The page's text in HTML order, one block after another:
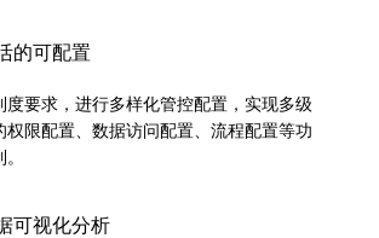
的可配置
度要求，进行多样化管控配置，实现多级
权限配置、数据访问配置、流程配置等功
可视化分析